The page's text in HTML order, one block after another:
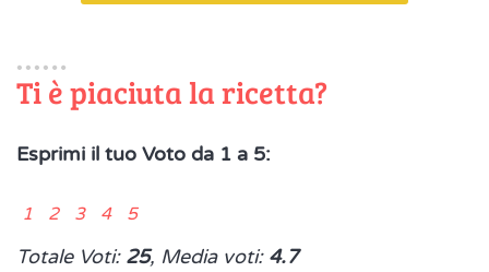
Ti è piaciuta la ricetta?
Esprimi il tuo Voto da 1 a 5:
1 2 3 4 5
Totale Voti: 25, Media voti: 4.7